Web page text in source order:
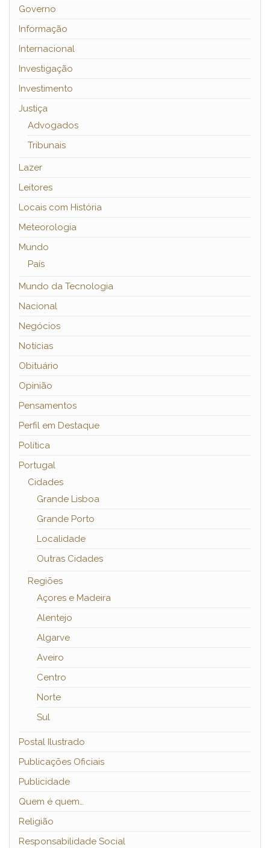
Governo
Informação
Internacional
Investigação
Investimento
Justiça
Advogados
Tribunais
Lazer
Leitores
Locais com História
Meteorologia
Mundo
País
Mundo da Tecnologia
Nacional
Negócios
Notícias
Obituário
Opinião
Pensamentos
Perfil em Destaque
Política
Portugal
Cidades
Grande Lisboa
Grande Porto
Localidade
Outras Cidades
Regiões
Açores e Madeira
Alentejo
Algarve
Aveiro
Centro
Norte
Sul
Postal Ilustrado
Publicações Oficiais
Publicidade
Quem é quem…
Religião
Responsabilidade Social